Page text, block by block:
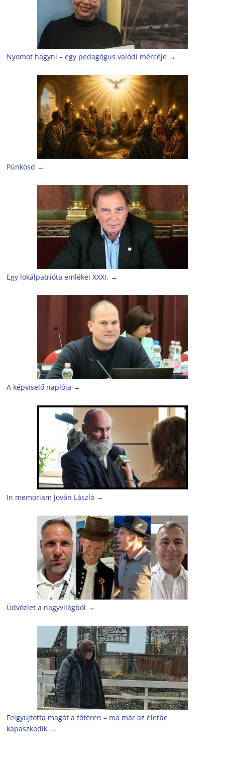
Nyomot hagyni – egy pedagógus valódi mércéje →
Pünkösd →
Egy lokálpatrióta emlékei XXXI. →
A képviselő naplója →
In memoriam Jován László →
Üdvözlet a nagyvilágból →
Felgyújtotta magát a főtéren – ma már az életbe
kapaszkodik →